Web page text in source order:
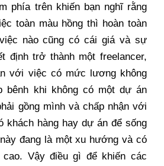
phía trên khiến bạn nghĩ rằng
toàn màu hồng thì hoàn toàn
nào cũng có cái giá và sự
định trở thành một freelancer,
với việc có mức lương không
bênh khi không có một dự án
gồng mình và chấp nhận với
khách hàng hay dự án để sống
đang là một xu hướng và có
Vậy điều gì để khiến các